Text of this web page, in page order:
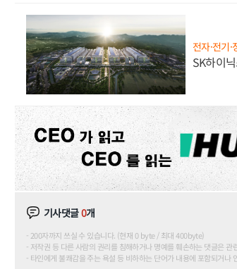
전자·전기·
SK하이
기사댓글0개
200자까지 쓰실 수 있습니다. (현재 0 byte / 최대 400byte)
저작권 등 다른 사람의 권리를 침해하거나 명예를 훼손하는 댓글은 관
타인에게 불쾌감을 주는 욕설 등 비하하는 단어가 내용에 포함되거나